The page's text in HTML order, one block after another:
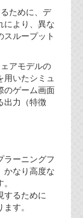
ために、デ
により、異な
ループット
アモデルの
用いたシミュ
のゲーム画面
出力（特徴
ラーニングフ
かなり高度な
するために
す。